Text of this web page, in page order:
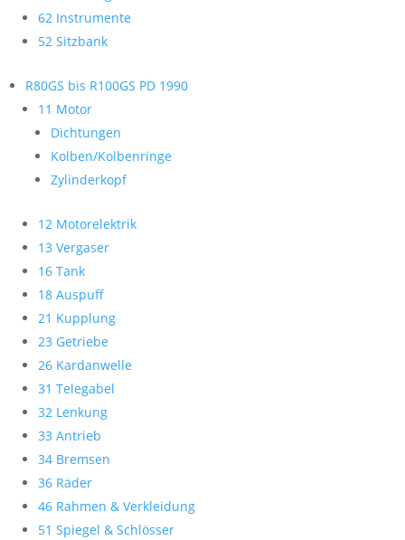
62 Instrumente
52 Sitzbank
R80GS bis R100GS PD 1990
11 Motor
Dichtungen
Kolben/Kolbenringe
Zylinderkopf
12 Motorelektrik
13 Vergaser
16 Tank
18 Auspuff
21 Kupplung
23 Getriebe
26 Kardanwelle
31 Telegabel
32 Lenkung
33 Antrieb
34 Bremsen
36 Räder
46 Rahmen & Verkleidung
51 Spiegel & Schlösser